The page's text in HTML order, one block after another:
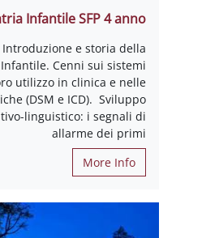
Neuropsichiatria Infantile SFP 4
Programma Introduzione e storia
Neuropsichiatria Infantile. Cenni sui
nosografici e il loro utilizzo in clinica e
istituzioni scolastiche (DSM e ICD).
motorio e cognitivo-linguistico: i